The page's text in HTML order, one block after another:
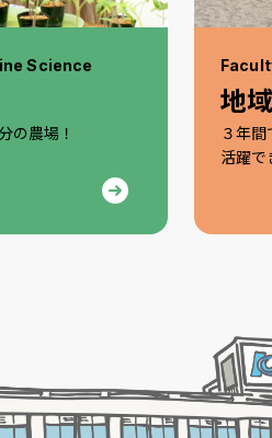
Science
の農場！
地
３年
活躍